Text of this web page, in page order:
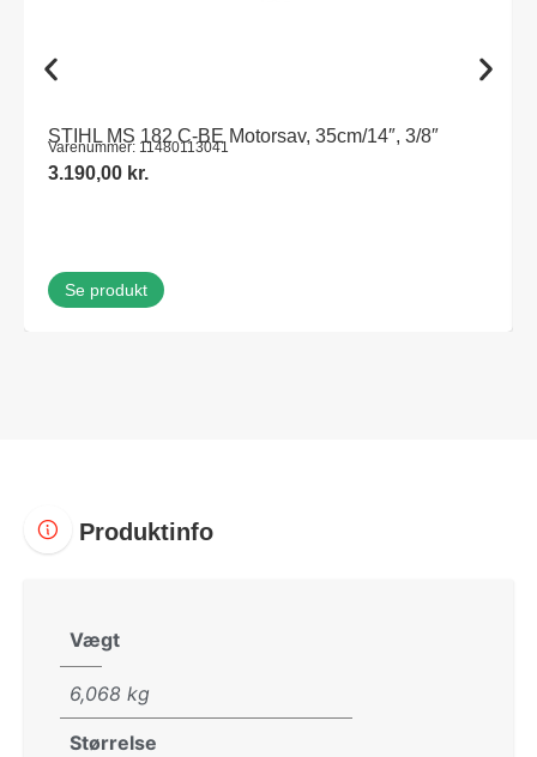
STIHL MS 182 C-BE Motorsav, 35cm/14″, 3/8″
Varenummer: 11480113041
3.190,00 kr.
Se produkt
Produktinfo
Vægt
6,068 kg
Størrelse